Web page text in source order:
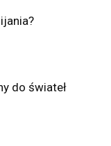
do świateł